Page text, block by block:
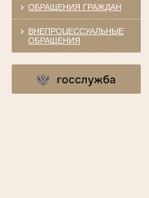
ОБРАЩЕНИЯ ГРАЖДАН
ВНЕПРОЦЕССУАЛЬНЫЕ
ОБРАЩЕНИЯ